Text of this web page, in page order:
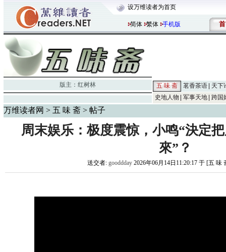
设万维读者为首页
简体 繁体 手机版 首
版主： 红树林 五 味 斋 茗香茶语
天下
史地人物
军事天地 跨国
万维读者网 > 五 味 斋 > 帖子
周末娱乐：极度震惊，小鸣“決定
來”？
送交者: gooddday 2026年06月14日11:20:17 于 [五 味